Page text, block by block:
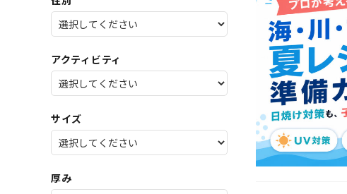
SALE 店舗限定商品
アクティビティ
サイズ
厚み